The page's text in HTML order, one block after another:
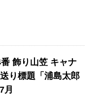
飾り山笠 キャナ
り標題「浦島太郎
月